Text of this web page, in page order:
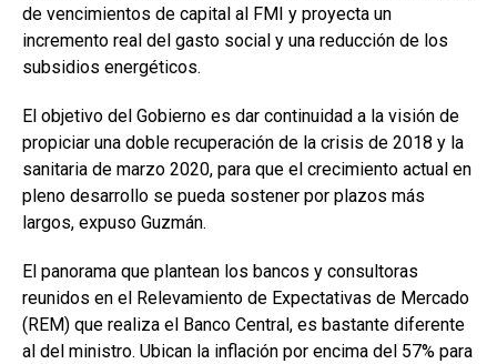
de vencimientos de capital al FMI y proyecta un
incremento real del gasto social y una reducción de los
subsidios energéticos.
El objetivo del Gobierno es dar continuidad a la visión de
propiciar una doble recuperación de la crisis de 2018 y la
sanitaria de marzo 2020, para que el crecimiento actual en
pleno desarrollo se pueda sostener por plazos más
largos, expuso Guzmán.
El panorama que plantean los bancos y consultoras
reunidos en el Relevamiento de Expectativas de Mercado
(REM) que realiza el Banco Central, es bastante diferente
al del ministro. Ubican la inflación por encima del 57% para